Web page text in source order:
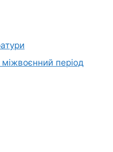
період